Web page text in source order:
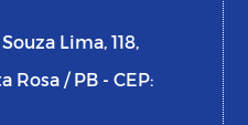
Lima, 118,
Rosa / PB - CEP: